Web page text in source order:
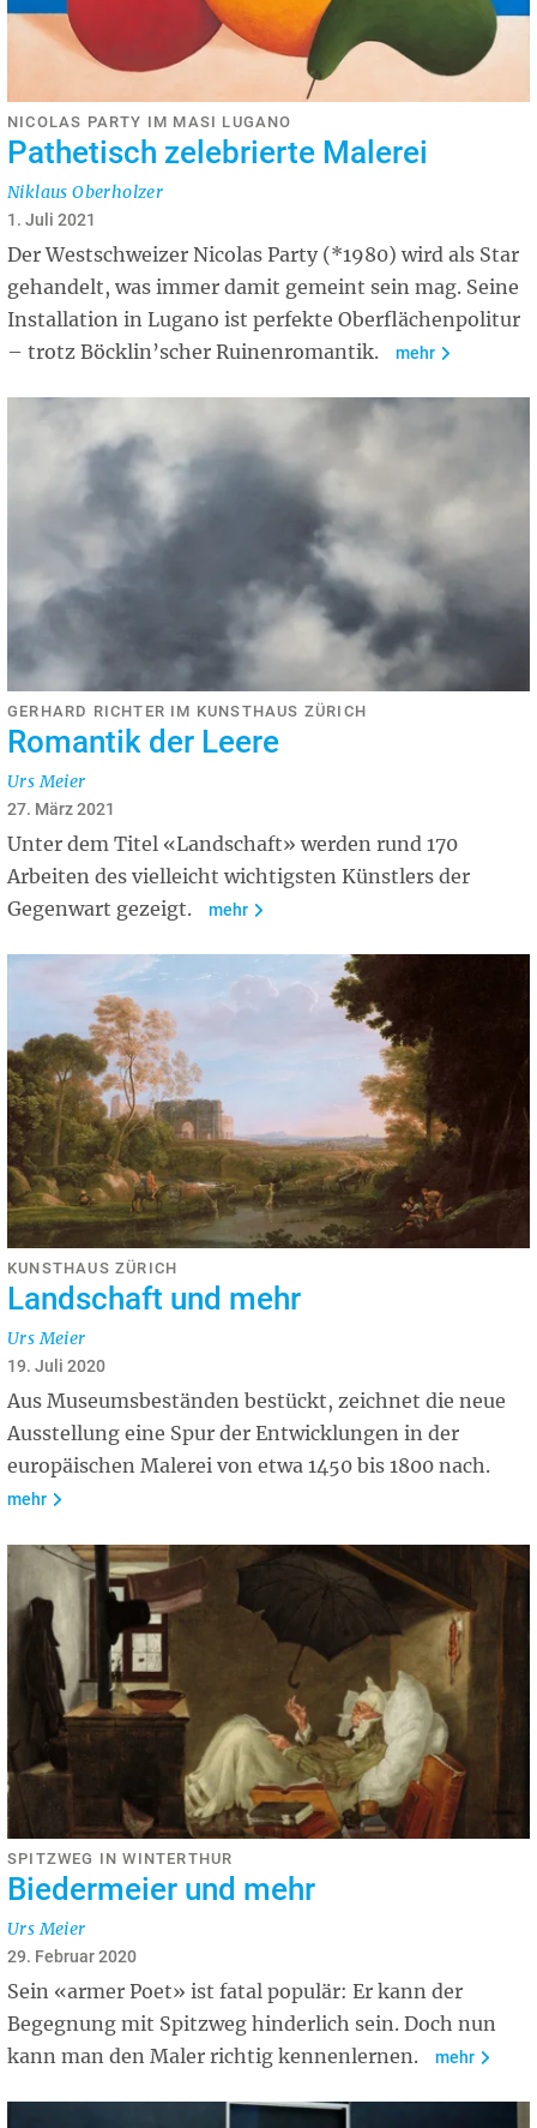
NICOLAS PARTY IM MASI LUGANO
Pathetisch zelebrierte Malerei
Niklaus Oberholzer
1. Juli 2021
Der Westschweizer Nicolas Party (*1980) wird als Star
gehandelt, was immer damit gemeint sein mag. Seine
Installation in Lugano ist perfekte Oberflächenpolitur
– trotz Böcklin’scher Ruinenromantik.
mehr
GERHARD RICHTER IM KUNSTHAUS ZÜRICH
Romantik der Leere
Urs Meier
27. März 2021
Unter dem Titel «Landschaft» werden rund 170
Arbeiten des vielleicht wichtigsten Künstlers der
Gegenwart gezeigt.
mehr
KUNSTHAUS ZÜRICH
Landschaft und mehr
Urs Meier
19. Juli 2020
Aus Museumsbeständen bestückt, zeichnet die neue
Ausstellung eine Spur der Entwicklungen in der
europäischen Malerei von etwa 1450 bis 1800 nach.
mehr
SPITZWEG IN WINTERTHUR
Biedermeier und mehr
Urs Meier
29. Februar 2020
Sein «armer Poet» ist fatal populär: Er kann der
Begegnung mit Spitzweg hinderlich sein. Doch nun
kann man den Maler richtig kennenlernen.
mehr